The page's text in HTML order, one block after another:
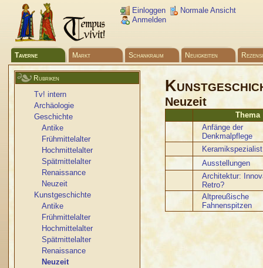
Einloggen
Anmelden
Normale Ansicht
Taverne Markt Schankraum Neuigkeiten
Rubriken
Tv! intern
Archäologie
Geschichte
Antike
Frühmittelalter
Hochmittelalter
Spätmittelalter
Renaissance
Neuzeit
Kunstgeschichte
Antike
Frühmittelalter
Hochmittelalter
Spätmittelalter
Renaissance
Neuzeit
Neuzeit
Thema
Anfänge der
Denkmalpflege
Ausstellungen
Architektur:
Retro?
Altpreußische
Fahnenspitzen